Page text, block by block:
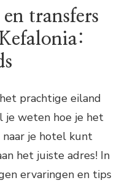
transfers
prachtige eiland
je weten hoe je het
je hotel kunt
het juiste adres! In
ervaringen en tips